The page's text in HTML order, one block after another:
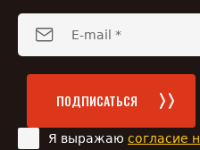
Я выражаю согласие
ПОДПИСАТЬСЯ